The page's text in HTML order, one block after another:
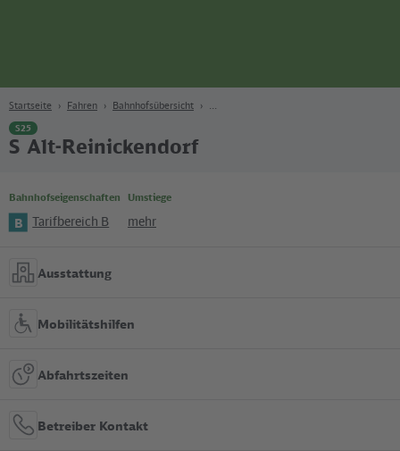
Startseite Fahren Bahnhofsübersicht
S25
S Alt-Reinickendorf
Bahnhofseigenschaften
B Tarifbereich B
Umstiege
mehr
Ausstattung
Mobilitätshilfen
Abfahrtszeiten
Betreiber Kontakt